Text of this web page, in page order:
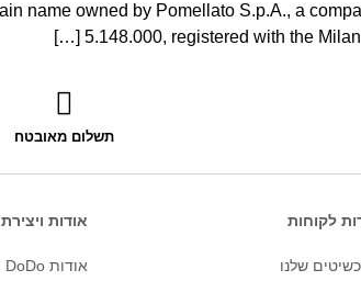
name owned by Pomellato S.p.A., a
5.148.000, registered with the
תשלום מאובטח
לקוחות
שלנו
אודות
אודות DoDo